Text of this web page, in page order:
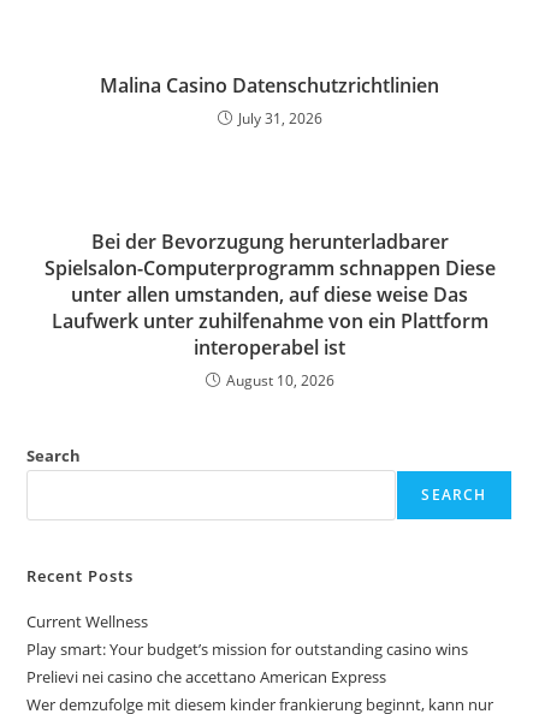
Malina Casino Datenschutzrichtlinien
July 31, 2026
Bei der Bevorzugung herunterladbarer
Spielsalon-Computerprogramm schnappen Diese
unter allen umstanden, auf diese weise Das
Laufwerk unter zuhilfenahme von ein Plattform
interoperabel ist
August 10, 2026
Search
SEARCH
Recent Posts
Current Wellness
Play smart: Your budget’s mission for outstanding casino wins
Prelievi nei casino che accettano American Express
Wer demzufolge mit diesem kinder frankierung beginnt, kann nur